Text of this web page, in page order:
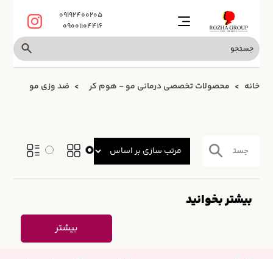
09192400205
09001104416
خانه محصولات تخصصی درمانی مو - هوم کر ضد وزی مو
بیشتر بخوانید
بیشتر